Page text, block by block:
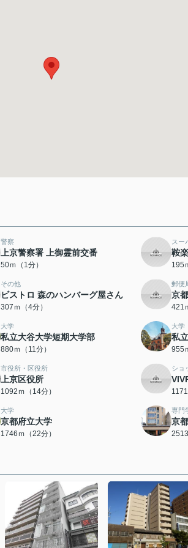
警察
上京警察署 上御霊前交番
50ｍ（1分）
スー
鞍
195
その他
ビストロ 森のハンバーグ屋さん
307ｍ（4分）
郵便
京
421
大学
私立大谷大学短期大学部
880ｍ（11分）
大学
私
955
市役所・区役所
上京区役所
1092ｍ（14分）
ショ
大学
京都府立大学
1746ｍ（22分）
専門
京